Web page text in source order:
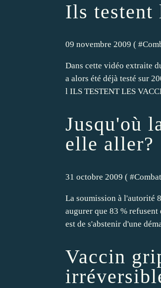
Ils testent
09 novembre 2009 ( #
Dans cette vidéo extraite
a alors été déjà testé sur
l ILS TESTENT LES
Jusqu'où
elle aller?
31 octobre 2009 ( #
La soumission à l'autorité
augurer que 83 % refusent
est de s'abstenir d'une
Vaccin